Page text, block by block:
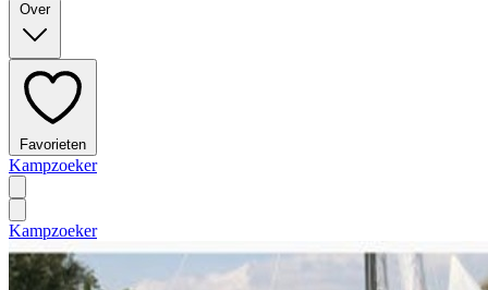
Over
Favorieten
Kampzoeker
Kampzoeker